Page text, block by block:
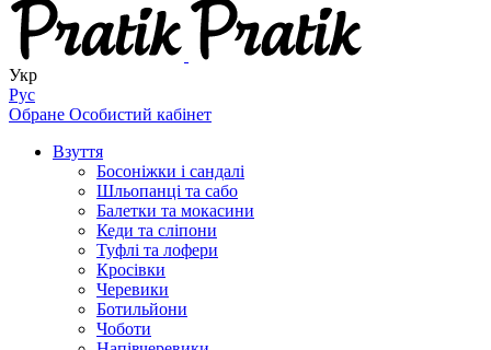
Укр
Рус
Обране Особистий кабінет
Взуття
Босоніжки і сандалі
Шльопанці та сабо
Балетки та мокасини
Кеди та сліпони
Туфлі та лофери
Кросівки
Черевики
Ботильйони
Чоботи